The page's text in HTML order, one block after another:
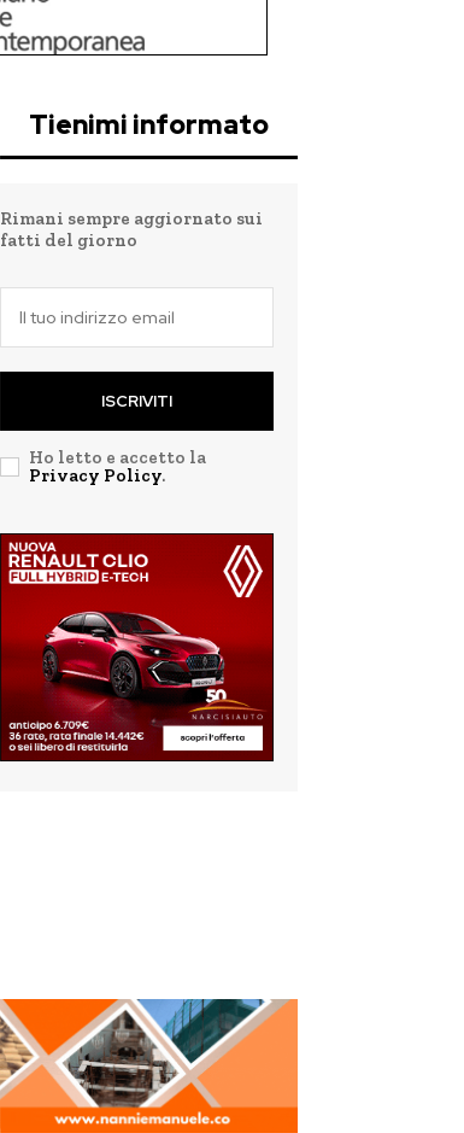
Tienimi informato
Rimani sempre aggiornato sui
fatti del giorno
ISCRIVITI
Ho letto e accetto la
Privacy Policy.